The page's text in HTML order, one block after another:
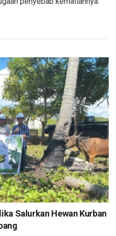
Salurkan Hewan Kurban